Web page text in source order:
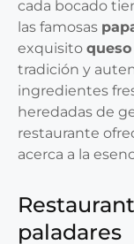
cada bocado
las famosas
exquisito
tradición y
ingredientes
heredadas de
restaurante
acerca a la
paladares